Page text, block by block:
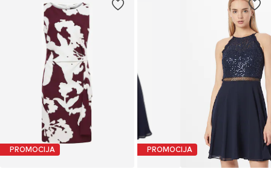
PROMOCIJA PROMOCIJA